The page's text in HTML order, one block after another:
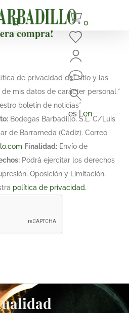
10% de descuento en tu
compra!
de privacidad del sitio y las
mis datos de carácter personal.*
boletín de noticias*
Bodegas Barbadillo, S.L. C/Luis
de Barrameda (Cádiz). Correo
Finalidad: Envío de
Podrá ejercitar los derechos
Oposición y Limitación,
política de privacidad.
0
es |en